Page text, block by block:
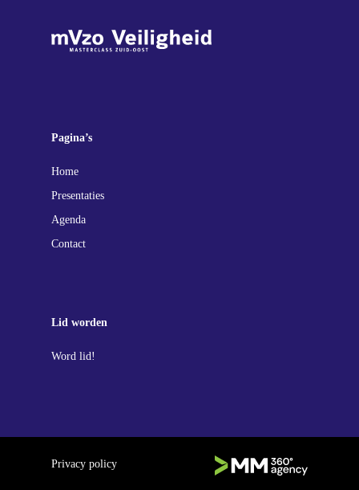
Pagina’s
Home
Presentaties
Agenda
Contact
Lid worden
Word lid!
Privacy policy